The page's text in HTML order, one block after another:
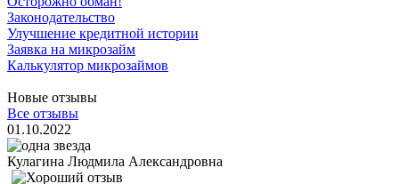
Законодательство
Улучшение кредитной истории
Заявка на микрозайм
Калькулятор микрозаймов
Новые отзывы
Все отзывы
01.10.2022
Кулагина Людмила Александровна